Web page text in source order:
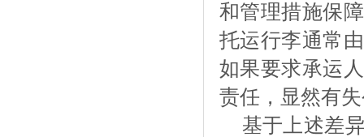
和管理措施保
托运行李通常
如果要求承运
责任，显然有
基于上述差